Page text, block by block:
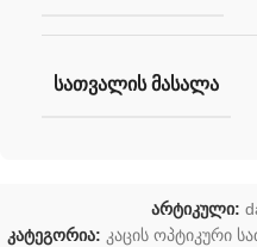
ᲡᲐᲗᲕᲐᲚᲘᲡ ᲛᲐᲡᲐᲚᲐ
არტიკული:
კატეგორია: კაცის ოპტიკური